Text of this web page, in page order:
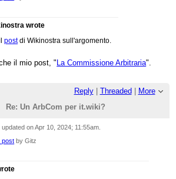
wrote
postdi Wikinostra sull'argomento.
il mio post, " La Commissione Arbitraria".
Reply| Threaded
More
Re: Un ArbCom per it.wiki?
updated onApr 10, 2024; 11:55am
post by Gitz